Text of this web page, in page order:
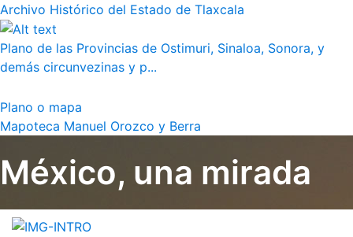
Archivo Histórico del Estado de Tlaxcala
Plano de las Provincias de Ostimuri, Sinaloa, Sonora, y
demás circunvezinas y p...
Plano o mapa
Mapoteca Manuel Orozco y Berra
México, una mirada